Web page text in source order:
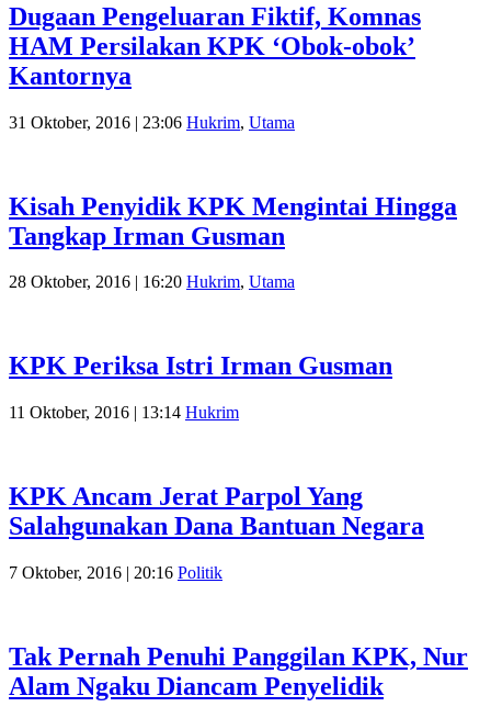
Dugaan Pengeluaran Fiktif, Komnas
HAM Persilakan KPK ‘Obok-obok’
Kantornya
31 Oktober, 2016 | 23:06 Hukrim, Utama
Kisah Penyidik KPK Mengintai Hingga
Tangkap Irman Gusman
28 Oktober, 2016 | 16:20 Hukrim, Utama
KPK Periksa Istri Irman Gusman
11 Oktober, 2016 | 13:14 Hukrim
KPK Ancam Jerat Parpol Yang
Salahgunakan Dana Bantuan Negara
7 Oktober, 2016 | 20:16 Politik
Tak Pernah Penuhi Panggilan KPK, Nur
Alam Ngaku Diancam Penyelidik